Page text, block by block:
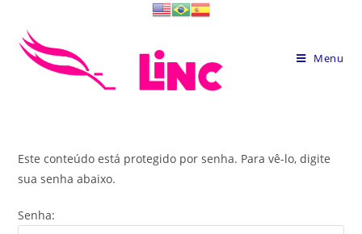
content
Menu
Este conteúdo está protegido por senha. Para vê-lo, digite
sua senha abaixo.
Senha: